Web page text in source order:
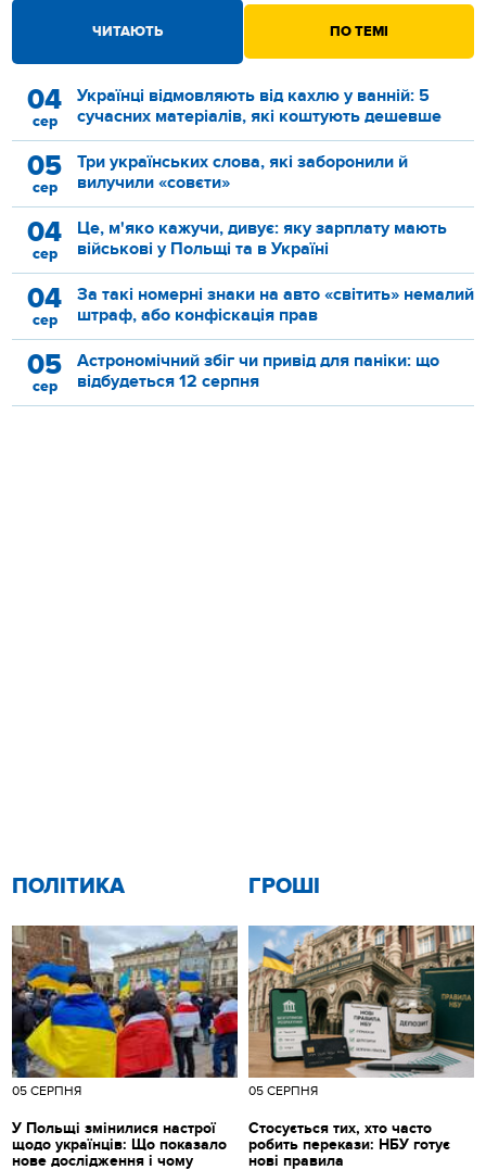
ЧИТАЮТЬ ПО ТЕМІ
04
сер
Українці відмовляють від кахлю у ванній: 5
сучасних матеріалів, які коштують дешевше
05
сер
Три українських слова, які заборонили й
вилучили «совєти»
04
сер
Це, м'яко кажучи, дивує: яку зарплату мають
військові у Польщі та в Україні
04
сер
За такі номерні знаки на авто «світить» немалий
штраф, або конфіскація прав
05
сер
Астрономічний збіг чи привід для паніки: що
відбудеться 12 серпня
ПОЛІТИКА
05 СЕРПНЯ
У Польщі змінилися настрої
щодо українців: Що показало
нове дослідження і чому
ГРОШІ
05 СЕРПНЯ
Стосується тих, хто часто
робить перекази: НБУ готує
нові правила